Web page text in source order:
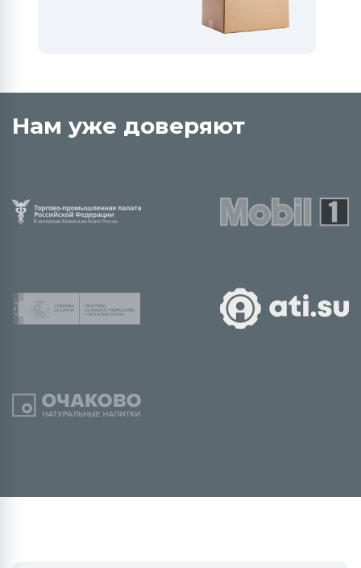
Нам уже доверяют